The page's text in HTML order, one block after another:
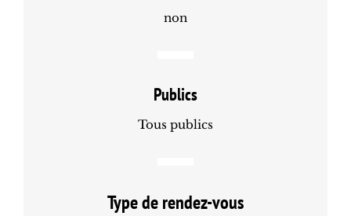
non
Publics
Tous publics
Type de rendez-vous